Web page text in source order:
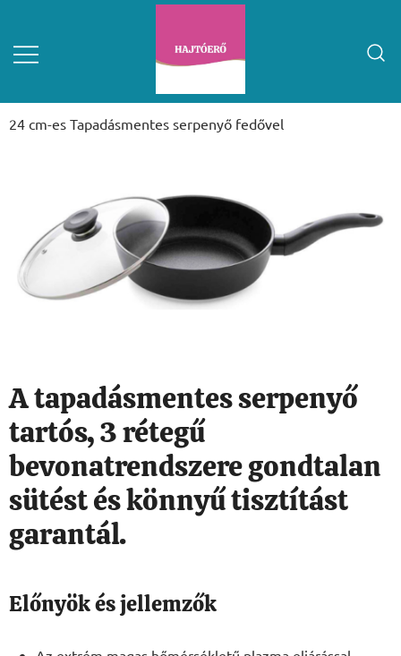
24 cm-es Tapadásmentes serpenyő fedővel
A tapadásmentes serpenyő
tartós, 3 rétegű
bevonatrendszere gondtalan
sütést és könnyű tisztítást
garantál.
Előnyök és jellemzők